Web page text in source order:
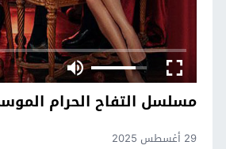
مسلسل التفاح الحرام
29 أغسطس 2025